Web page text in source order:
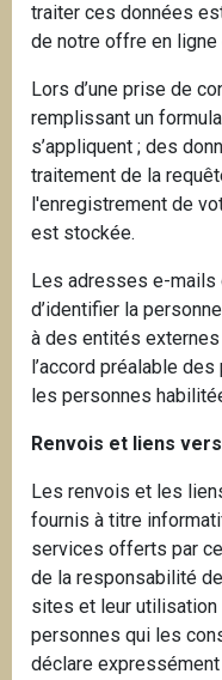
traiter ces données
de notre offre en
Lors d’une prise de
remplissant un
s’appliquent ; des
traitement de la
l'enregistrement de
est stockée.
Les adresses e-mails
d’identifier la
à des entités
l’accord préalable
les personnes
Renvois et liens
Les renvois et les
fournis à titre
services offerts par
de la responsabilité
sites et leur
personnes qui les
déclare expressément